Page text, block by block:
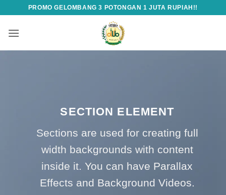
content
PROMO GELOMBANG 3 POTONGAN 1 JUTA RUPIAH!!
SECTION ELEMENT
Sections are used for creating full
width backgrounds with content
inside it. You can have Parallax
Effects and Background Videos.